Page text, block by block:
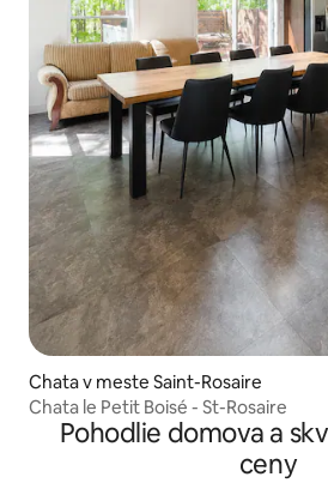
Chata v meste Saint-Rosaire
Chata le Petit Boisé - St-Rosaire
Pohodlie domova a
ceny